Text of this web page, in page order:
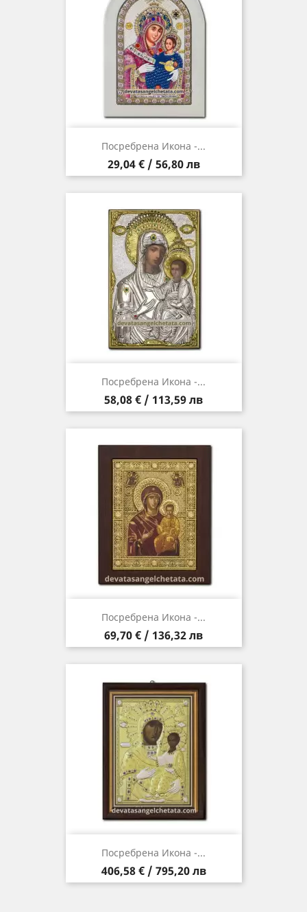
Посребрена Икона -...
Цена
29,04 € / 56,80 лв
Посребрена Икона -...
Цена
58,08 € / 113,59 лв
Посребрена Икона -...
Цена
69,70 € / 136,32 лв
Посребрена Икона -...
Цена
406,58 € / 795,20 лв